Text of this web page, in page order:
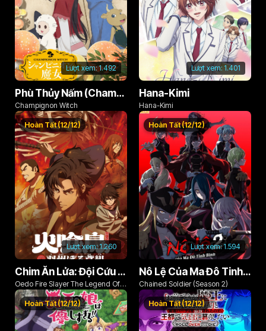
Lượt xem:1.492
Phù Thủy Nấm (Champignon no Majo)
Champignon Witch
Lượt xem: 1.401
Hana-Kimi
Hana-Kimi
Lượt xem:1.260
Hoàn Tất (12/12)
Chim Ăn Lửa: Đội Cứu Hỏa Rách Rưới Vùng Ushu
Oedo Fire Slayer The Legend Of
Phoenix
Lượt xem:1.594
Hoàn Tất (12/12)
Nô Lệ Của Ma Đô Tinh Binh (Phần 2)
Chained Soldier (Season 2)
Hoàn Tất (12/12) Hoàn Tất (12/12)